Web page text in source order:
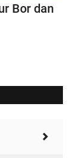
Bor dan